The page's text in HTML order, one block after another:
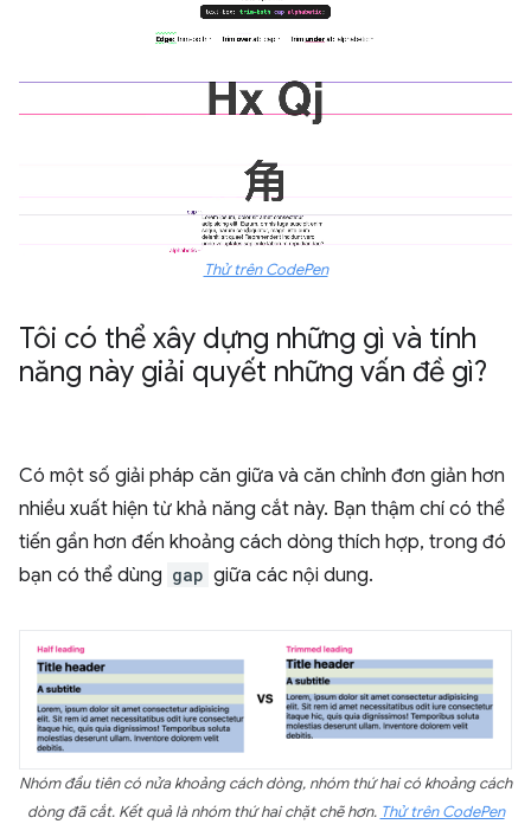
Thử trên CodePen
Tôi có thể xây dựng những gì và tính
năng này giải quyết những vấn đề gì?
Có một số giải pháp căn giữa và căn chỉnh đơn giản hơn
nhiều xuất hiện từ khả năng cắt này. Bạn thậm chí có thể
tiến gần hơn đến khoảng cách dòng thích hợp, trong đó
bạn có thể dùng gap giữa các nội dung.
Nhóm đầu tiên có nửa khoảng cách dòng, nhóm thứ hai có khoảng cách
dòng đã cắt. Kết quả là nhóm thứ hai chặt chẽ hơn. Thử trên CodePen